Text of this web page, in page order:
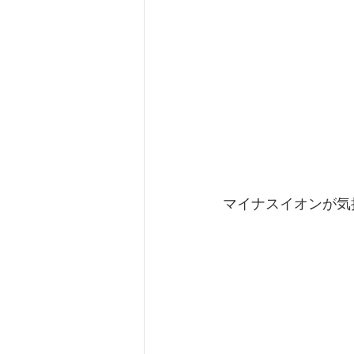
マイナスイオンが気